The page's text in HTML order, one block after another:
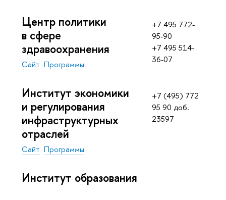
Центр политики
в сфере
здравоохранения
Сайт Программы
+7 495 772-
95-90
+7 495 514-
36-07
Институт экономики
и регулирования
инфраструктурных
отраслей
Сайт Программы
+7 (495) 772
95 90 доб.
23597
Институт образования